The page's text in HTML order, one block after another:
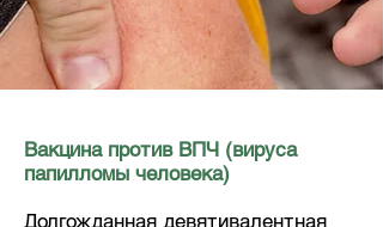
Вакцина против ВПЧ (вируса
папилломы человека)
Долгожданная девятивалентная